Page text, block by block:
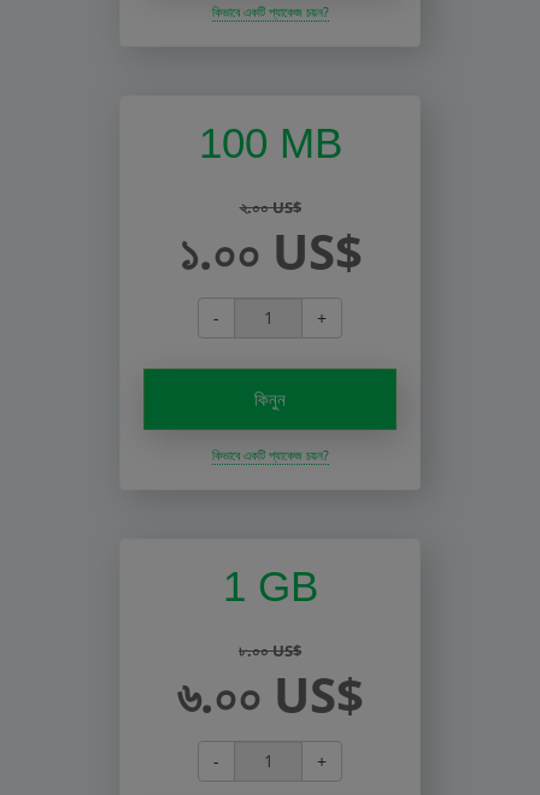
কিভাবে একটি প্যাকেজ চয়ন?
100 MB
২.০০ US$
১.০০ US$
- +
কিনুন
কিভাবে একটি প্যাকেজ চয়ন?
1 GB
৮.০০ US$
৬.০০ US$
- +